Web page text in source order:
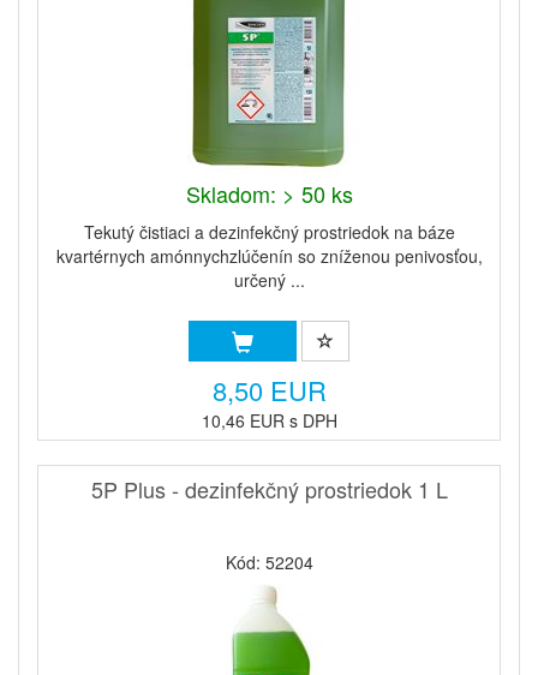
Skladom: > 50 ks
Tekutý čistiaci a dezinfekčný prostriedok na báze
kvartérnych amónnychzlúčenín so zníženou penivosťou,
určený ...
8,50 EUR
10,46 EUR s DPH
5P Plus - dezinfekčný prostriedok 1 L
Kód: 52204